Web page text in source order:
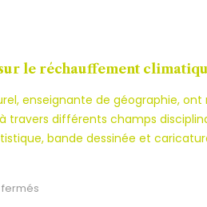
romans
CDI
le réchauffement
enseignante de géographie,
différents champs
bande dessinée et